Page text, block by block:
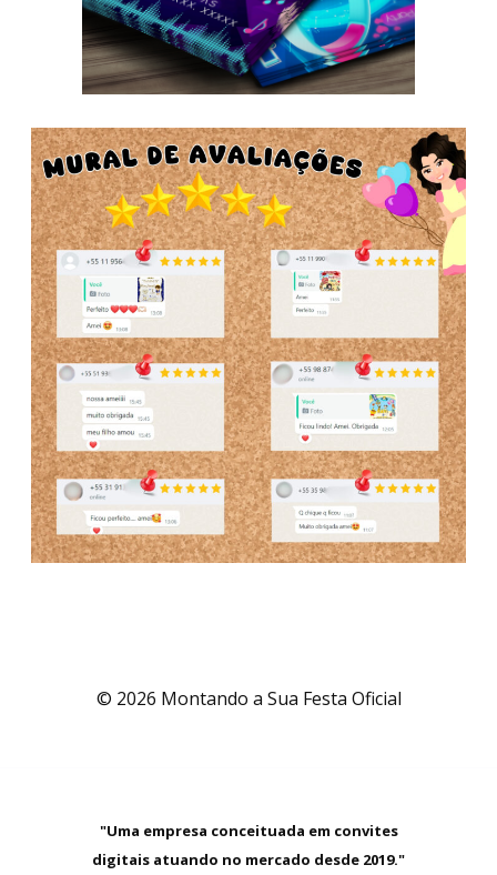
© 2026 Montando a Sua Festa Oficial
"Uma empresa conceituada em convites
digitais atuando no mercado desde 2019."